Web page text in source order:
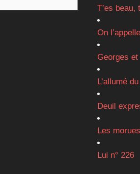
T’es beau,
On
Georges
L’allumé
Deuil
Les
Lui n° 226